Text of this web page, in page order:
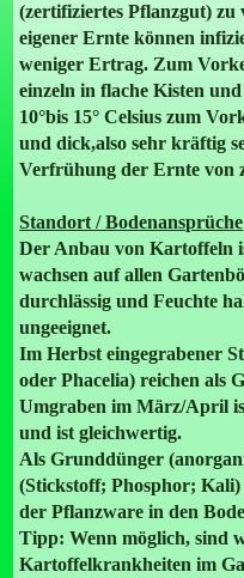
(zertifiziertes Pflanzgut)
eigener Ernte können
weniger Ertrag. Zum
einzeln in flache Kisten
10°bis 15° Celsius zum
und dick,also sehr kräftig
Verfrühung der Ernte von
Standort / Bodenansprüche
Der Anbau von Kartoffeln
wachsen auf allen
durchlässig und Feuchte
ungeeignet.
Im Herbst eingegrabener
oder Phacelia) reichen als
Umgraben im März/April
und ist gleichwertig.
Als Grunddünger
(Stickstoff; Phosphor; Kali)
der Pflanzware in den
Tipp: Wenn möglich, sind
Kartoffelkrankheiten im